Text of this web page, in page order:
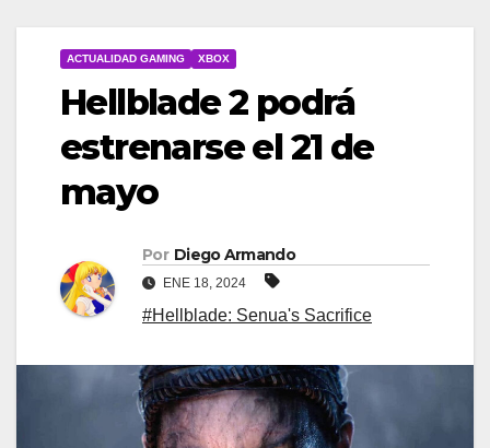
ACTUALIDAD GAMING XBOX
Hellblade 2 podrá
estrenarse el 21 de
mayo
Por Diego Armando
ENE 18, 2024
#Hellblade: Senua's Sacrifice